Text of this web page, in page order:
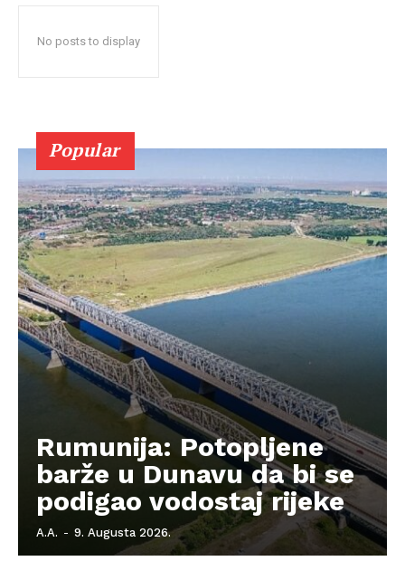
No posts to display
Popular
Rumunija: Potopljene
barže u Dunavu da bi se
podigao vodostaj rijeke
A.A. - 9. Augusta 2026.